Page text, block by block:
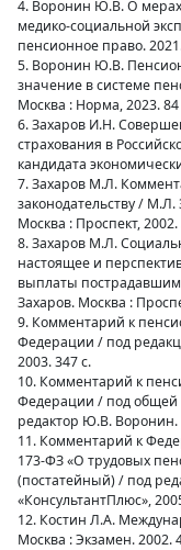
4. Воронин Ю.В. О
медико-социальной
пенсионное право.
5. Воронин Ю.В.
значение в системе
Москва : Норма, 2023. 84
6. Захаров И.Н.
страхования в
кандидата
7. Захаров М.Л.
законодательству / М.Л.
Москва : Проспект, 2002.
8. Захаров М.Л.
настоящее и
выплаты
Захаров. Москва :
9. Комментарий к
Федерации / под
2003. 347 с.
10. Комментарий к
Федерации / под общей
редактор Ю.В. Воронин.
11. Комментарий к
173-ФЗ «О трудовых
(постатейный) / под
«КонсультантПлюс»,
12. Костин Л.А.
Москва : Экзамен. 2002.